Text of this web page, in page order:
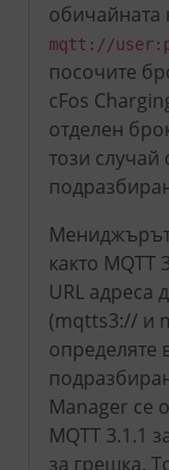
обичайната
mqtt://
посочите
cFos
отделен
този случай
Мениджърът
както MQTT
URL адреса
(mqtts3:// и
определяте
Manager се
MQTT 3.1.1
за грешка.